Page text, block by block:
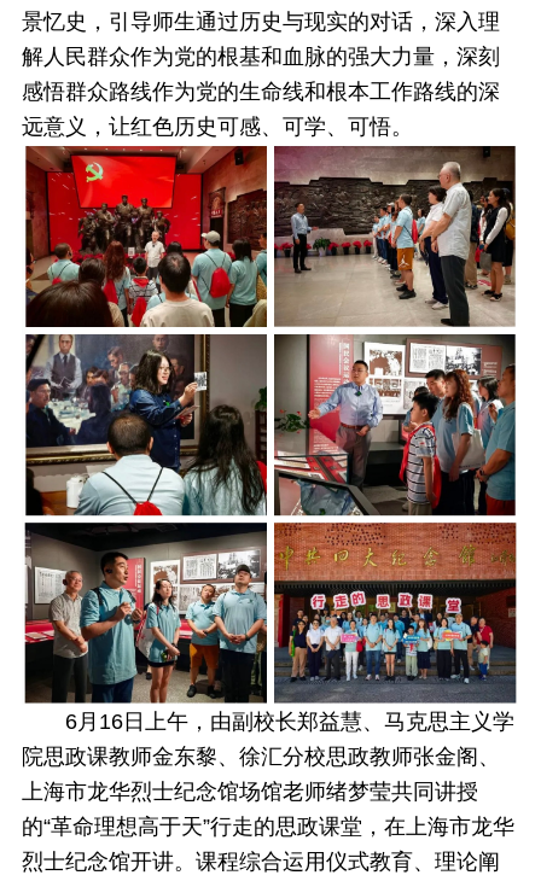
景忆史，引导师生通过历史与现实的对话，深入理
解人民群众作为党的根基和血脉的强大力量，深刻
感悟群众路线作为党的生命线和根本工作路线的深
远意义，让红色历史可感、可学、可悟。
6月16日上午，由副校长郑益慧、马克思主义学
院思政课教师金东黎、徐汇分校思政教师张金阁、
上海市龙华烈士纪念馆场馆老师绪梦莹共同讲授
的“革命理想高于天”行走的思政课堂，在上海市龙华
烈士纪念馆开讲。课程综合运用仪式教育、理论阐